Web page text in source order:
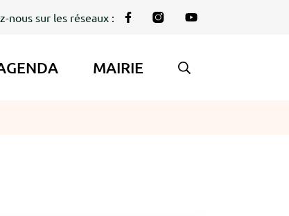
nous sur les réseaux : Lien vers le compte Facebook
Lien vers le compte
Lien vers la chaîne
MAIRIE AFFICHER LA